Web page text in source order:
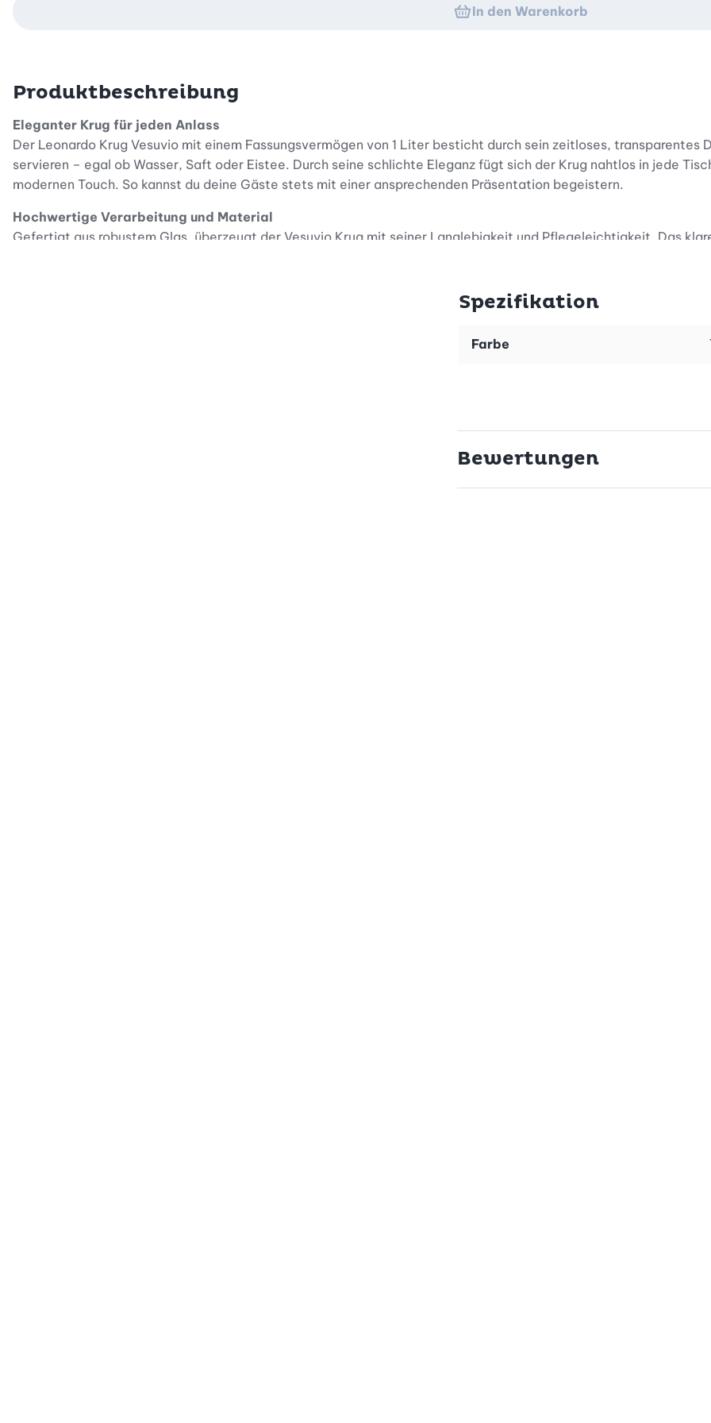
In den Warenkorb
Produktbeschreibung
Eleganter Krug für jeden Anlass
Der Leonardo Krug Vesuvio mit einem Fassungsvermögen von 1 Liter besticht durch sein zeitloses,
servieren – egal ob Wasser, Saft oder Eistee. Durch seine schlichte Eleganz fügt sich der Krug nahtlos in jede
modernen Touch. So kannst du deine Gäste stets mit einer ansprechenden Präsentation begeistern.
Hochwertige Verarbeitung und Material
Gefertigt aus robustem Glas, überzeugt der Vesuvio Krug mit seiner Langlebigkeit und Pflegeleichtigkeit. Das
täglichen Gebrauch zu Hause, beim Picknick oder beim gemütlichen Beisammensein – der Krug ist vielseitig
Spezifikation
Farbe
Bewertungen